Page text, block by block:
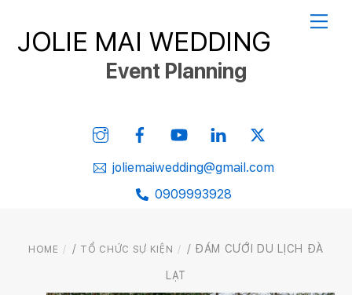
JOLIE MAI WEDDING
Event Planning
Instagram YouTube
joliemaiwedding@gmail.com
0909993928
HOME / TỔ CHỨC SỰ KIỆN / ĐÁM CƯỚI DU LỊCH ĐÀ
LẠT